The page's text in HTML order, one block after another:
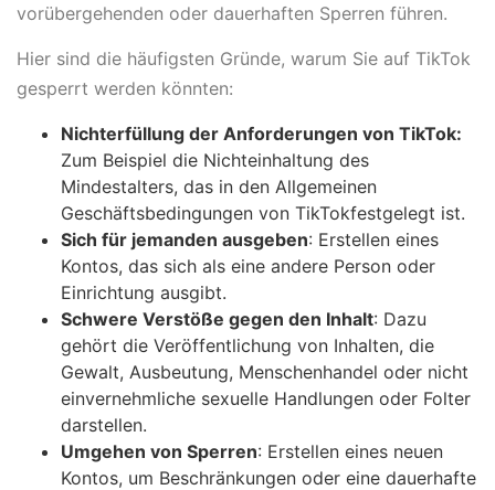
vorübergehenden oder dauerhaften Sperren führen.
Hier sind die häufigsten Gründe, warum Sie auf TikTok
gesperrt werden könnten:
Nichterfüllung der Anforderungen von TikTok:
Zum Beispiel die Nichteinhaltung des
Mindestalters, das in den Allgemeinen
Geschäftsbedingungen von TikTokfestgelegt ist.
Sich für jemanden ausgeben: Erstellen eines
Kontos, das sich als eine andere Person oder
Einrichtung ausgibt.
Schwere Verstöße gegen den Inhalt: Dazu
gehört die Veröffentlichung von Inhalten, die
Gewalt, Ausbeutung, Menschenhandel oder nicht
einvernehmliche sexuelle Handlungen oder Folter
darstellen.
Umgehen von Sperren: Erstellen eines neuen
Kontos, um Beschränkungen oder eine dauerhafte